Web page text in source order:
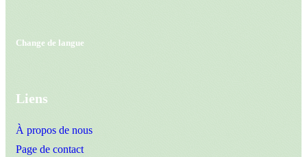
Change de langue
Liens
À propos de nous
Page de contact